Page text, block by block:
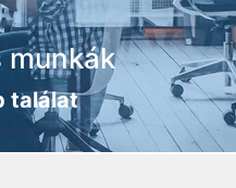
munkák
találat